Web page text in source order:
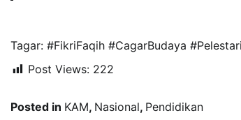
Tagar: #FikriFaqih #CagarBudaya
Post Views: 222
Posted in KAM, Nasional, Pendidikan